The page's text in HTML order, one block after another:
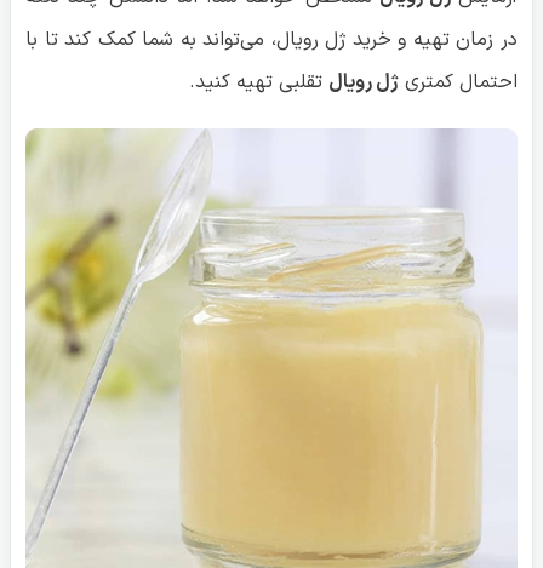
در زمان تهیه و خرید ژل رویال، می‌تواند به شما کمک کند تا با
احتمال کمتری ژل رویال تقلبی تهیه کنید.